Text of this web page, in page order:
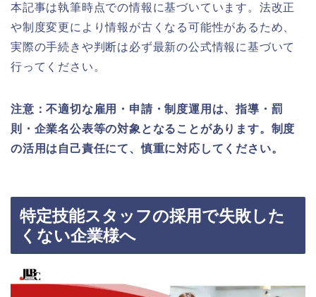
本記事は執筆時点での情報に基づいています。法改正
や制度変更により情報が古くなる可能性があるため、
実際の手続きや判断は必ず最新の公式情報に基づいて
行ってください。
注意：不適切な雇用・申請・制度運用は、指導・罰
則・企業名公表等の対象となることがあります。制度
の活用は自己責任にて、慎重に対応してください。
特定技能スタッフの採用で失敗した
くない企業様へ